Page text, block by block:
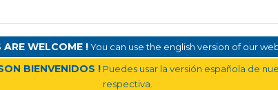
WELCOME !You can use the english version of our
BIENVENIDOS ! Puedes usar la versión española de
respectiva.